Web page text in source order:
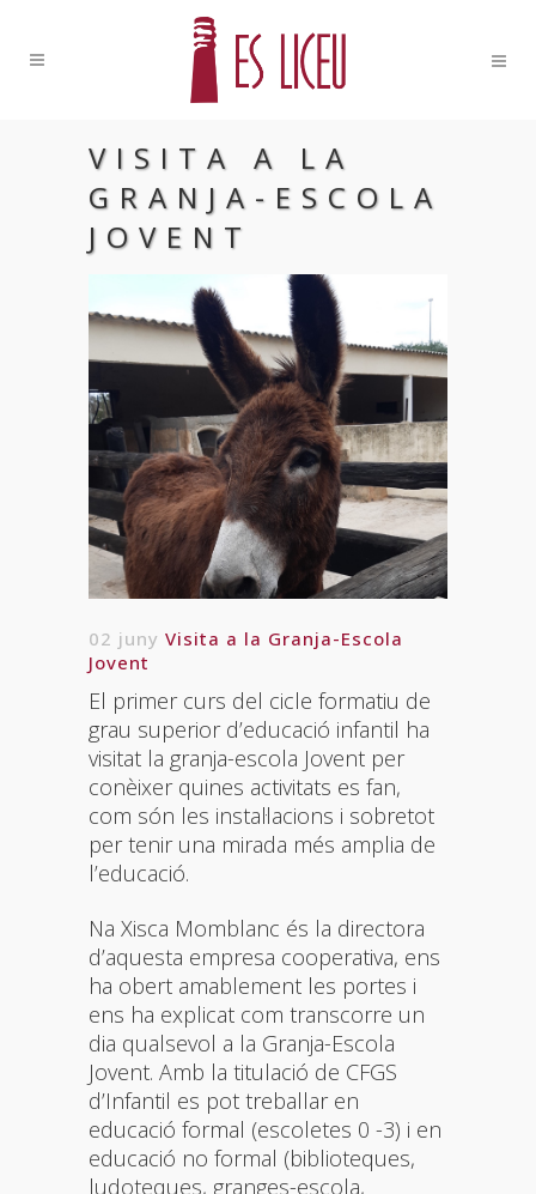
VISITA A LA
GRANJA-ESCOLA
JOVENT
02 juny Visita a la Granja-Escola
Jovent
El primer curs del cicle formatiu de
grau superior d’educació infantil ha
visitat la granja-escola Jovent per
conèixer quines activitats es fan,
com són les instal·lacions i sobretot
per tenir una mirada més amplia de
l’educació.
Na Xisca Momblanc és la directora
d’aquesta empresa cooperativa, ens
ha obert amablement les portes i
ens ha explicat com transcorre un
dia qualsevol a la Granja-Escola
Jovent. Amb la titulació de CFGS
d’Infantil es pot treballar en
educació formal (escoletes 0 -3) i en
educació no formal (biblioteques,
ludoteques, granges-escola,